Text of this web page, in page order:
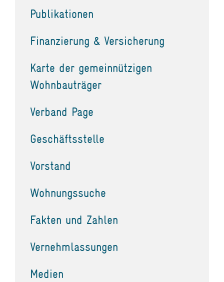
Publikationen
Finanzierung & Versicherung
Karte der gemeinnützigen
Wohnbauträger
Verband Page
Geschäftsstelle
Vorstand
Wohnungssuche
Fakten und Zahlen
Vernehmlassungen
Medien